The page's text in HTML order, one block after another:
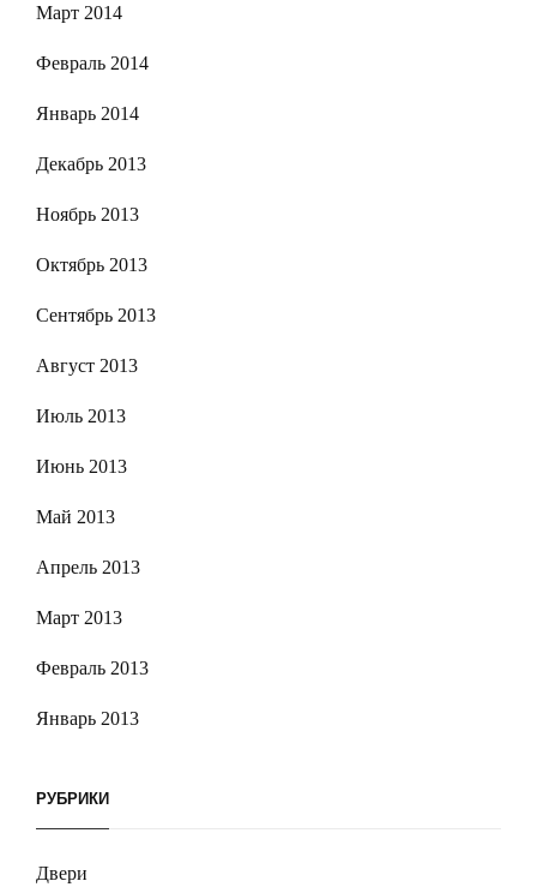
Март 2014
Февраль 2014
Январь 2014
Декабрь 2013
Ноябрь 2013
Октябрь 2013
Сентябрь 2013
Август 2013
Июль 2013
Июнь 2013
Май 2013
Апрель 2013
Март 2013
Февраль 2013
Январь 2013
РУБРИКИ
Двери